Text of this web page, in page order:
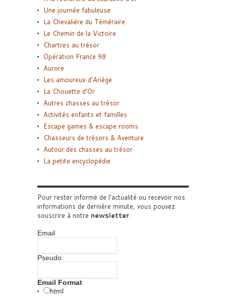
Une journée fabuleuse
La Chevalière du Téméraire
Le Chemin de la Victoire
Chartres au trésor
Opération France 98
Aurore
Les amoureux d’Ariège
La Chouette d’Or
Autres chasses au trésor
Activités enfants et familles
Escape games & escape rooms
Chasseurs de trésors & Aventure
Autour des chasses au trésor
La petite encyclopédie
Pour rester informé de l'actualité ou recevoir nos
informations de dernière minute, vous pouvez
souscrire à notre newsletter.
Email
Pseudo
Email Format
html